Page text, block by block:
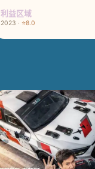
利益区域
2023 · ⭐8.0